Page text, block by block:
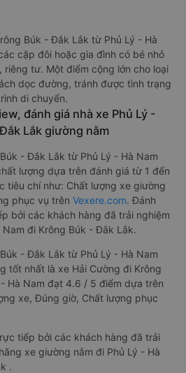
Búk - Đắk Lắk từ Phủ Lý - Hà
cặp đôi hoặc gia đình có bé nhỏ
tư. Một điểm cộng lớn cho loại
dọc đường, tránh được tình trạng
di chuyển.
đánh giá nhà xe Phủ Lý -
Lắk giường nằm
- Đắk Lắk từ Phủ Lý - Hà Nam
lượng dựa trên đánh giá từ 1 đến
tiêu chí như: Chất lượng xe giường
phục vụ trên Vexere.com. Đánh
bởi các khách hàng đã trải nghiệm
đi Krông Búk - Đắk Lắk.
- Đắk Lắk từ Phủ Lý - Hà Nam
tốt nhất là xe Hải Cường đi Krông
Hà Nam đạt 4.6 / 5 điểm dựa trên
xe, Đúng giờ, Chất lượng phục
tiếp bởi các khách hàng đã trải
xe giường nằm đi Phủ Lý - Hà
.